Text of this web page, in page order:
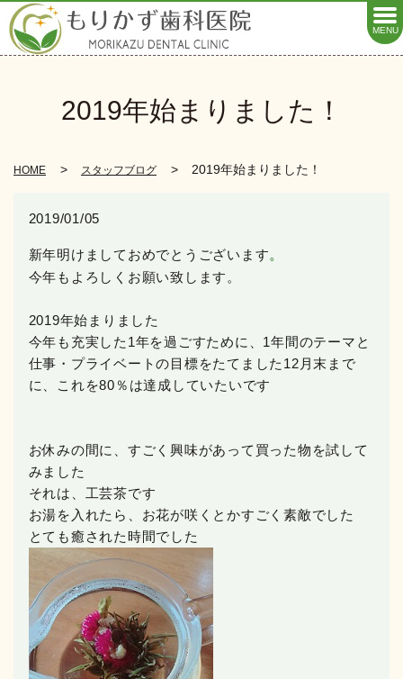
MENU
2019年始まりました！
HOME スタッフブログ 2019年始まりました！
2019/01/05
新年明けましておめでとうございます。
今年もよろしくお願い致します。
2019年始まりました
今年も充実した1年を過ごすために、1年間のテーマと
仕事・プライベートの目標をたてました 12月末まで
に、これを80％は達成していたいです
お休みの間に、すごく興味があって買った物を試して
みました
それは、工芸茶です︎
お湯を入れたら、お花が咲くとかすごく素敵でした
とても癒された時間でした